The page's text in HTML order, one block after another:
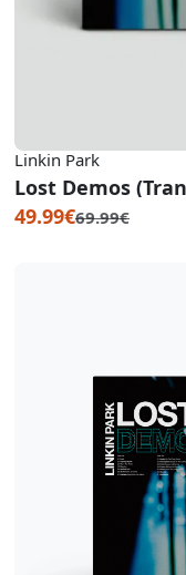
Linkin Park
49.99€69.99€